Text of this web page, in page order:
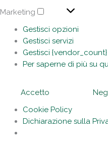
Marketing
Gestisci opzioni
Gestisci servizi
Gestisci
Per saperne di più su
Accetto
Cookie Policy
Dichiarazione sulla